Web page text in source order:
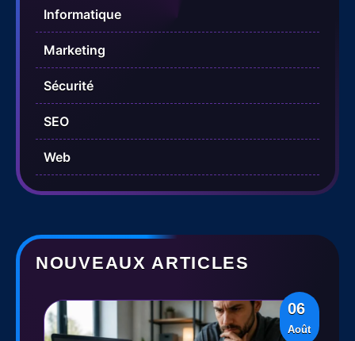
Informatique
Marketing
Sécurité
SEO
Web
NOUVEAUX ARTICLES
06
Août